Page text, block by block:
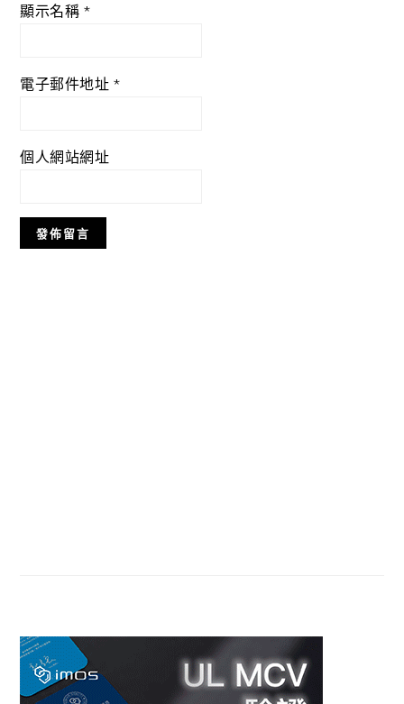
顯示名稱 *
電子郵件地址 *
個人網站網址